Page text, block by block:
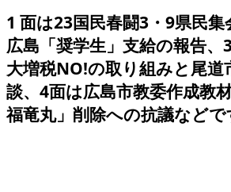
1 面は23国民春闘3 ・ 9県民集
広島「奨学生」支給の報告、
大増税NO!の取り組みと尾道
談、 4面は広島市教委作成教
福竜丸」削除への抗議などで